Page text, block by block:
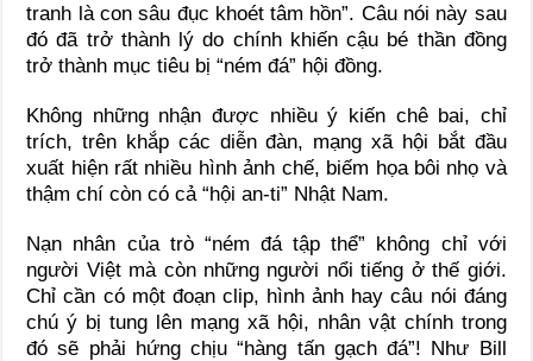
tranh là con sâu đục khoét tâm hồn”. Câu nói này sau
đó đã trở thành lý do chính khiến cậu bé thần đồng
trở thành mục tiêu bị “ném đá” hội đồng.
Không những nhận được nhiều ý kiến chê bai, chỉ
trích, trên khắp các diễn đàn, mạng xã hội bắt đầu
xuất hiện rất nhiều hình ảnh chế, biếm họa bôi nhọ và
thậm chí còn có cả “hội an-ti” Nhật Nam.
Nạn nhân của trò “ném đá tập thể” không chỉ với
người Việt mà còn những người nổi tiếng ở thế giới.
Chỉ cần có một đoạn clip, hình ảnh hay câu nói đáng
chú ý bị tung lên mạng xã hội, nhân vật chính trong
đó sẽ phải hứng chịu “hàng tấn gạch đá”! Như Bill